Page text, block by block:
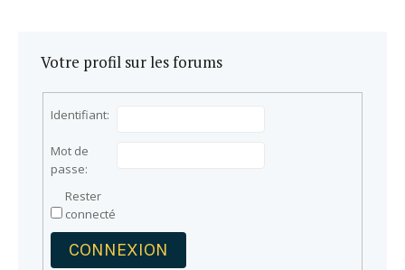
Votre profil sur les forums
Identifiant:
Mot de
passe:
Rester
connecté
CONNEXION